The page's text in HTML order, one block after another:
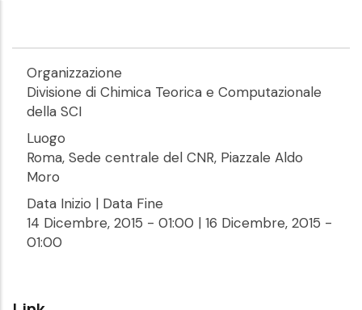
Organizzazione
Divisione di Chimica Teorica e Computazionale
della SCI
Luogo
Roma, Sede centrale del CNR, Piazzale Aldo
Moro
Data Inizio | Data Fine
14 Dicembre, 2015 - 01:00 | 16 Dicembre, 2015 -
01:00